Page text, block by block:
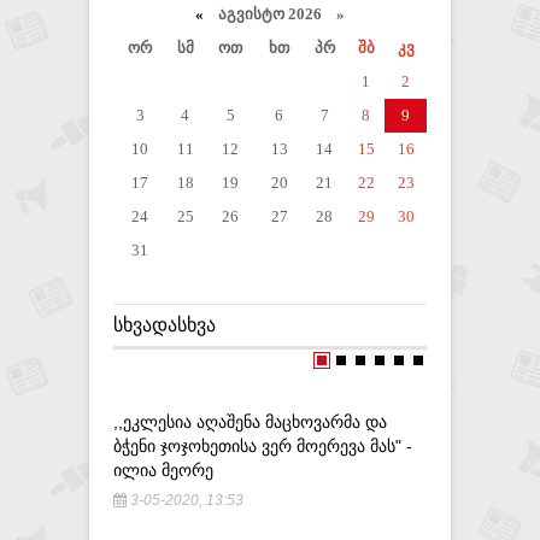
« აგვისტო 2026 »
ორ
სმ ოთ ხთ პრ შბ
კვ
1
2
3
4 5 6 7 8
9
10
11 12 13 14 15
16
17
18 19 20 21 22
23
24
25 26 27 28 29
30
31
ᲡᲮᲕᲐᲓᲐᲡᲮᲕᲐ
,,ᲔᲙᲚᲔᲡᲘᲐ ᲐᲦᲐᲨᲔᲜᲐ ᲛᲐᲪᲮᲝᲕᲐᲠᲛᲐ ᲓᲐ
ᲑᲭᲔᲜᲘ ᲯᲝᲯᲝᲮᲔᲗᲘᲡᲐ ᲕᲔᲠ ᲛᲝᲔᲠᲔᲕᲐ ᲛᲐᲡ" -
ᲘᲚᲘᲐ ᲛᲔᲝᲠᲔ
3-05-2020, 13:53